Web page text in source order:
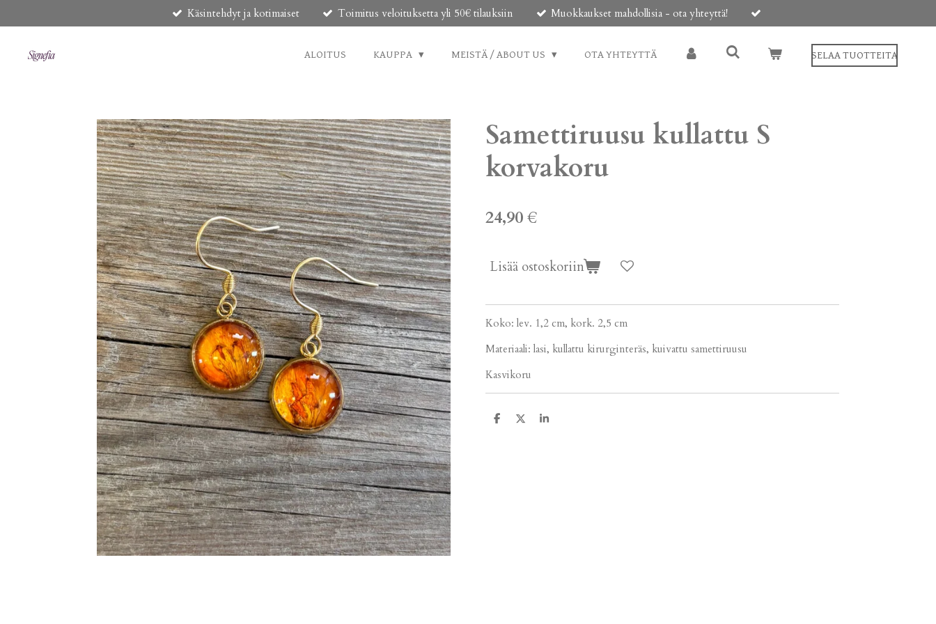
pääsisältöön
Käsintehdyt ja kotimaiset Toimitus veloituksetta yli 50€ tilauksiin Muokkaukset mahdollisia - ota yhteyttä!
ALOITUS KAUPPA MEISTÄ / ABOUT US OTA YHTEYTTÄ SELAA TUOTTEITA
Samettiruusu kullattu S
korvakoru
24,90 €
Lisää ostoskoriin
Koko: lev. 1,2 cm, kork. 2,5 cm
Materiaali: lasi, kullattu kirurginteräs, kuivattu samettiruusu
Kasvikoru
J
J
J